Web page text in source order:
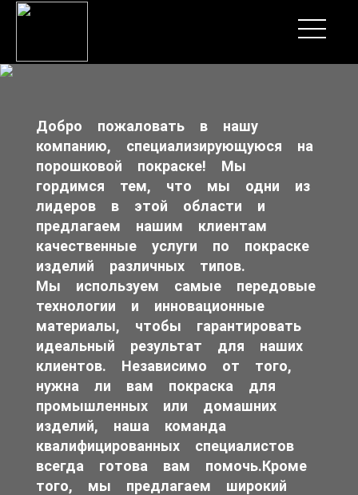
Добро пожаловать в нашу
компанию, специализирующуюся на
порошковой покраске! Мы
гордимся тем, что мы одни из
лидеров в этой области и
предлагаем нашим клиентам
качественные услуги по покраске
изделий различных типов.
Мы используем самые передовые
технологии и инновационные
материалы, чтобы гарантировать
идеальный результат для наших
клиентов. Независимо от того,
нужна ли вам покраска для
промышленных или домашних
изделий, наша команда
квалифицированных специалистов
всегда готова вам помочь.Кроме
того, мы предлагаем широкий